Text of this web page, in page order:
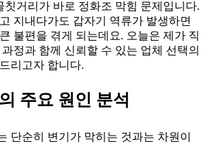
칫거리가 바로 정화조 막힘 문제입니다.
지내다가도 갑자기 역류가 발생하면
불편을 겪게 되는데요. 오늘은 제가 직
정과 함께 신뢰할 수 있는 업체 선택의
리고자 합니다.
주요 원인 분석
단순히 변기가 막히는 것과는 차원이